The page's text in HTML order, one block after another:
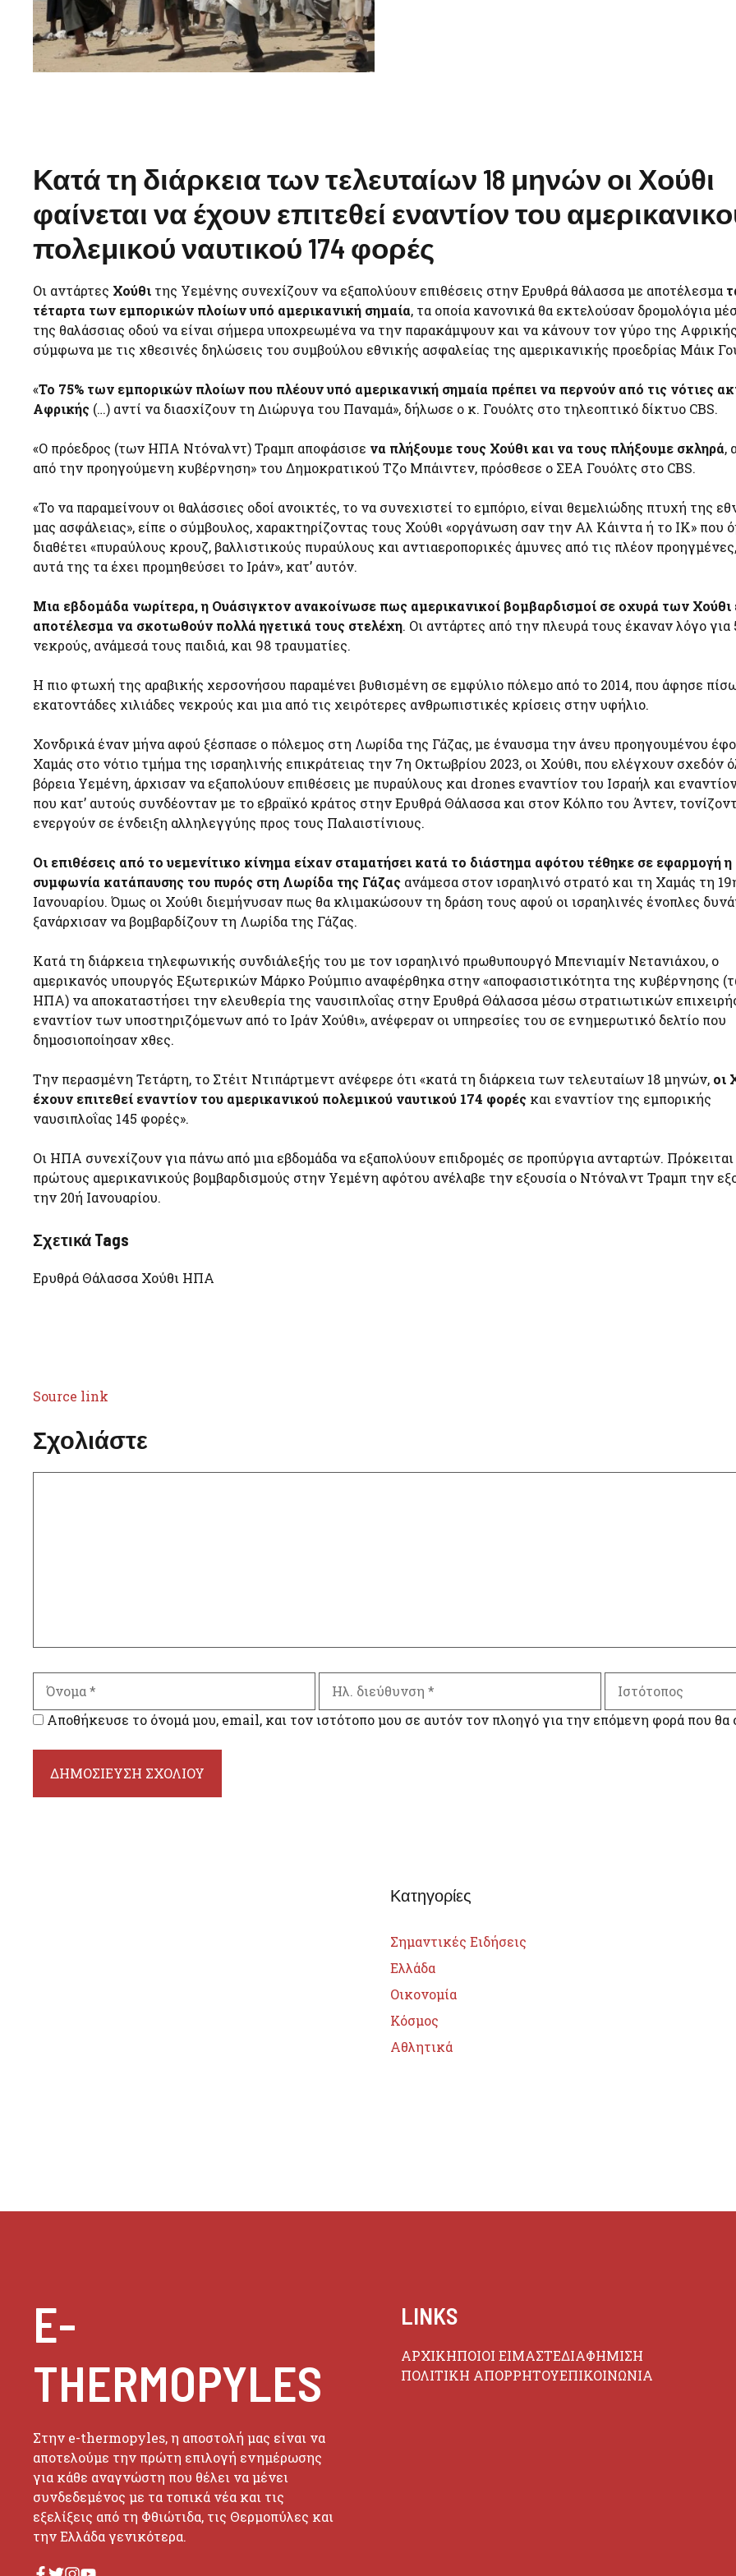
Κατά τη διάρκεια των τελευταίων 18 μηνών οι Χούθι
φαίνεται να έχουν επιτεθεί εναντίον του
πολεμικού ναυτικού 174 φορές
Οι αντάρτες Χούθι της Υεμένης συνεχίζουν να εξαπολύουν επιθέσεις στην Ερυθρά θάλασσα με αποτέλεσμα
τέταρτα των εμπορικών πλοίων υπό αμερικανική σημαία, τα οποία κανονικά θα εκτελούσαν δρομολόγια
της θαλάσσιας οδού να είναι σήμερα υποχρεωμένα να την παρακάμψουν και να κάνουν τον γύρο της
σύμφωνα με τις χθεσινές δηλώσεις του συμβούλου εθνικής ασφαλείας της αμερικανικής προεδρίας Μάικ
«Το 75% των εμπορικών πλοίων που πλέουν υπό αμερικανική σημαία πρέπει να περνούν από τις νότιες
Αφρικής (…) αντί να διασχίζουν τη Διώρυγα του Παναμά», δήλωσε ο κ. Γουόλτς στο τηλεοπτικό δίκτυο CBS.
«Ο πρόεδρος (των ΗΠΑ Ντόναλντ) Τραμπ αποφάσισε να πλήξουμε τους Χούθι και να τους πλήξουμε σκληρά,
από την προηγούμενη κυβέρνηση» του Δημοκρατικού Τζο Μπάιντεν, πρόσθεσε ο ΣΕΑ Γουόλτς στο CBS.
«Το να παραμείνουν οι θαλάσσιες οδοί ανοικτές, το να συνεχιστεί το εμπόριο, είναι θεμελιώδης πτυχή της
μας ασφάλειας», είπε ο σύμβουλος, χαρακτηρίζοντας τους Χούθι «οργάνωση σαν την Αλ Κάιντα ή το ΙΚ» που
διαθέτει «πυραύλους κρουζ, βαλλιστικούς πυραύλους και αντιαεροπορικές άμυνες από τις πλέον
αυτά της τα έχει προμηθεύσει το Ιράν», κατ’ αυτόν.
Μια εβδομάδα νωρίτερα, η Ουάσιγκτον ανακοίνωσε πως αμερικανικοί βομβαρδισμοί σε οχυρά των Χούθι
αποτέλεσμα να σκοτωθούν πολλά ηγετικά τους στελέχη. Οι αντάρτες από την πλευρά τους έκαναν λόγο για
νεκρούς, ανάμεσά τους παιδιά, και 98 τραυματίες.
Η πιο φτωχή της αραβικής χερσονήσου παραμένει βυθισμένη σε εμφύλιο πόλεμο από το 2014, που άφησε
εκατοντάδες χιλιάδες νεκρούς και μια από τις χειρότερες ανθρωπιστικές κρίσεις στην υφήλιο.
Χονδρικά έναν μήνα αφού ξέσπασε ο πόλεμος στη Λωρίδα της Γάζας, με έναυσμα την άνευ προηγουμένου
Χαμάς στο νότιο τμήμα της ισραηλινής επικράτειας την 7η Οκτωβρίου 2023, οι Χούθι, που ελέγχουν σχεδόν
βόρεια Υεμένη, άρχισαν να εξαπολύουν επιθέσεις με πυραύλους και drones εναντίον του Ισραήλ και
που κατ’ αυτούς συνδέονταν με το εβραϊκό κράτος στην Ερυθρά Θάλασσα και στον Κόλπο του Άντεν,
ενεργούν σε ένδειξη αλληλεγγύης προς τους Παλαιστίνιους.
Οι επιθέσεις από το υεμενίτικο κίνημα είχαν σταματήσει κατά το διάστημα αφότου τέθηκε σε εφαρμογή η
συμφωνία κατάπαυσης του πυρός στη Λωρίδα της Γάζας ανάμεσα στον ισραηλινό στρατό και τη Χαμάς τη
Ιανουαρίου. Όμως οι Χούθι διεμήνυσαν πως θα κλιμακώσουν τη δράση τους αφού οι ισραηλινές ένοπλες
ξανάρχισαν να βομβαρδίζουν τη Λωρίδα της Γάζας.
Κατά τη διάρκεια τηλεφωνικής συνδιάλεξής του με τον ισραηλινό πρωθυπουργό Μπενιαμίν Νετανιάχου, ο
αμερικανός υπουργός Εξωτερικών Μάρκο Ρούμπιο αναφέρθηκα στην «αποφασιστικότητα της κυβέρνησης
ΗΠΑ) να αποκαταστήσει την ελευθερία της ναυσιπλοΐας στην Ερυθρά Θάλασσα μέσω στρατιωτικών
εναντίον των υποστηριζόμενων από το Ιράν Χούθι», ανέφεραν οι υπηρεσίες του σε ενημερωτικό δελτίο που
δημοσιοποίησαν χθες.
Την περασμένη Τετάρτη, το Στέιτ Ντιπάρτμεντ ανέφερε ότι «κατά τη διάρκεια των τελευταίων 18 μηνών, οι
έχουν επιτεθεί εναντίον του αμερικανικού πολεμικού ναυτικού 174 φορές και εναντίον της εμπορικής
ναυσιπλοΐας 145 φορές».
Οι ΗΠΑ συνεχίζουν για πάνω από μια εβδομάδα να εξαπολύουν επιδρομές σε προπύργια ανταρτών. Πρόκειται
πρώτους αμερικανικούς βομβαρδισμούς στην Υεμένη αφότου ανέλαβε την εξουσία ο Ντόναλντ Τραμπ την
την 20ή Ιανουαρίου.
Σχετικά Tags
Ερυθρά Θάλασσα Χούθι ΗΠΑ
Source link
Σχολιάστε
διεύθυνση
Αποθήκευσε το όνομά μου, email, και τον ιστότοπο μου σε αυτόν τον πλοηγό για την επόμενη φορά που θα
Κατηγορίες
Σημαντικές Ειδήσεις
Ελλάδα
Οικονομία
Κόσμος
Αθλητικά
E-
THERMOPYLES
Στην e-thermopyles, η αποστολή μας είναι να
αποτελούμε την πρώτη επιλογή ενημέρωσης
για κάθε αναγνώστη που θέλει να μένει
συνδεδεμένος με τα τοπικά νέα και τις
εξελίξεις από τη Φθιώτιδα, τις Θερμοπύλες και
την Ελλάδα γενικότερα.
LINKS
ΑΡΧΙΚΗΠΟΙΟΙ ΕΙΜΑΣΤΕΔΙΑΦΗΜΙΣΗ
ΠΟΛΙΤΙΚΗ ΑΠΟΡΡΗΤΟΥΕΠΙΚΟΙΝΩΝΙΑ